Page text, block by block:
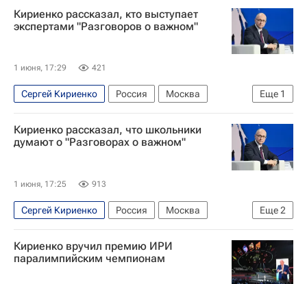
Кириенко рассказал, кто выступает
экспертами "Разговоров о важном"
1 июня, 17:29 421
Еще 1
Сергей Кириенко Россия
Москва
Общество
Кириенко рассказал, что школьники
думают о "Разговорах о важном"
1 июня, 17:25 913
Еще2
Сергей Кириенко Россия
Москва
ВЦИОМ
Общество
Кириенко вручил премию ИРИ
паралимпийским чемпионам